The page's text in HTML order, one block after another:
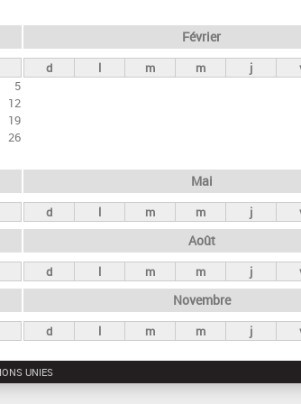
5
12
19
26
Février
d l m m j
Mai
d l m m j
Août
d l m m j
Novembre
d l m m j
UNIES